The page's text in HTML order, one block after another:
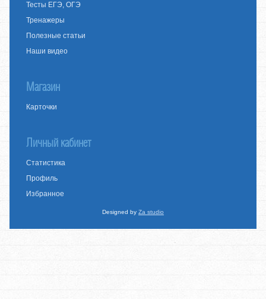
Тесты ЕГЭ, ОГЭ
Тренажеры
Полезные статьи
Наши видео
Магазин
Карточки
Личный кабинет
Статистика
Профиль
Избранное
Designed by Za studio